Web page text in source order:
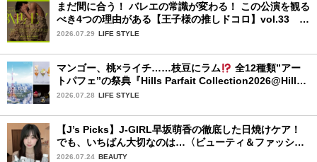
まだ間に合う！ バレエの常識が変わる！ この公演を観る
べき4つの理由がある【王子様の推しドコロ】vol.33
POLA presents BALLET TheNewClassic 2026
2026.07.29 LIFE STYLE
マンゴー、桃×ライチ……枝豆にラム
全12種類”アー
トパフェ”の祭典『Hills Parfait Collection2026@Hills
House』
2026.07.28 LIFE STYLE
【J’s Picks】J-GIRL早坂萌香の徹底した日焼けケア！
でも、いちばん大切なのは…〈ビューティ＆ファッショ
ン夏の必需品〉
2026.07.24 BEAUTY